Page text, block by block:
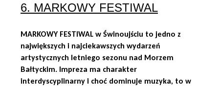
6. MARKOWY FESTIWAL
MARKOWY FESTIWAL w Świnoujściu to jedno z
największych i najciekawszych wydarzeń
artystycznych letniego sezonu nad Morzem
Bałtyckim. Impreza ma charakter
interdyscyplinarny i choć dominuje muzyka, to w